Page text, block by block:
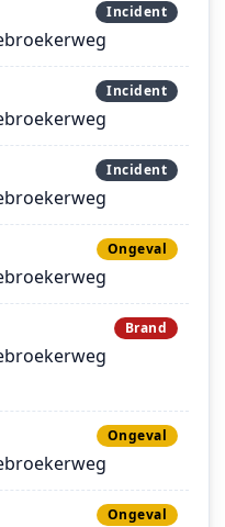
Incident
Incident
Incident
Ongeval
Brand
Ongeval
Ongeval